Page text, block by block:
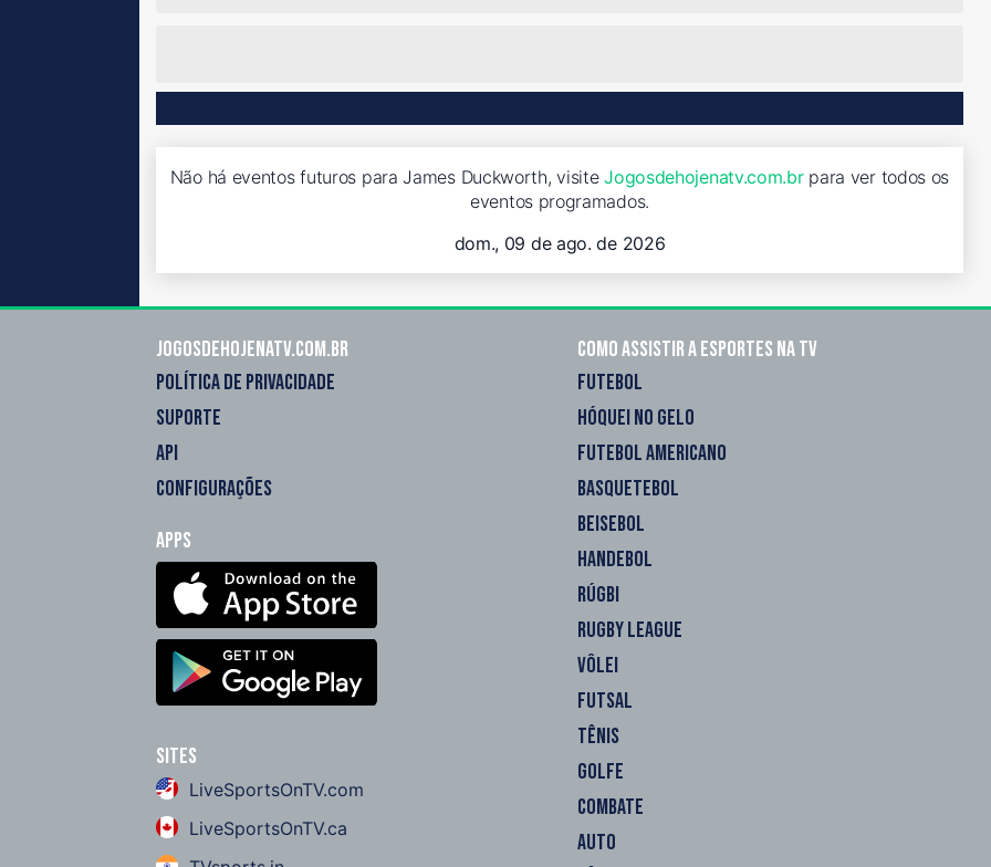
Não há eventos futuros para James Duckworth, visiteJogosdehojenatv.com.brpara ver todos os
eventos programados.
dom., 09 de ago. de 2026
Jogosdehojenatv.com.br
POLÍTICA DE PRIVACIDADE
SUPORTE
API
CONFIGURAÇÕES
Apps
Sites
LiveSportsOnTV.com
LiveSportsOnTV.ca
Como assistir a esportes na TV
FUTEBOL
HÓQUEI NO GELO
FUTEBOL AMERICANO
BASQUETEBOL
BEISEBOL
HANDEBOL
RÚGBI
RUGBY LEAGUE
VÔLEI
FUTSAL
TÊNIS
GOLFE
COMBATE
AUTO